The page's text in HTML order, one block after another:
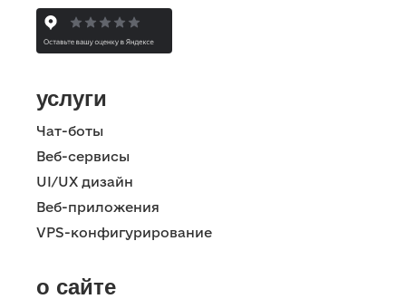
услуги
Чат-боты
Веб-сервисы
UI/UX дизайн
Веб-приложения
VPS-конфигурирование
о сайте